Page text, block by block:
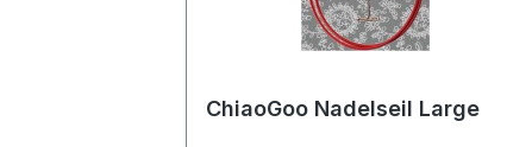
ChiaoGoo Nadelseil Large